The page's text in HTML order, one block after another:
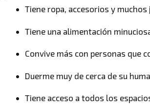
Tiene ropa, accesorios y muchos
Tiene una alimentación
Convive más con personas que
Duerme muy de cerca de su
Tiene acceso a todos los